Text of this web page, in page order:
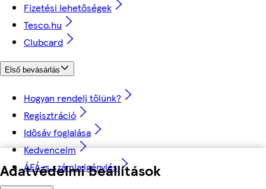
Adatvédelmi beállítások
Fizetési lehetőségek
Tesco.hu
Clubcard
Első bevásárlás
Hogyan rendelj tőlünk?
Regisztráció
Idősáv foglalása
Kedvenceim
ÁFÁ-s számla igénylés